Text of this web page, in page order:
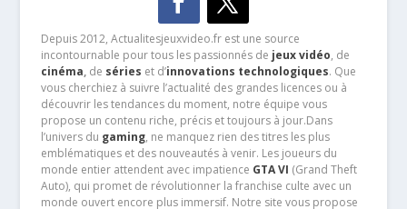
Depuis 2012, Actualitesjeuxvideo.fr est une source
incontournable pour tous les passionnés de jeux vidéo, de
cinéma,de séries et d’innovations technologiques. Que
vous cherchiez à suivre l’actualité des grandes licences ou à
découvrir les tendances du moment, notre équipe vous
propose un contenu riche, précis et toujours à jour.Dans
l’univers du gaming, ne manquez rien des titres les plus
emblématiques et des nouveautés à venir. Les joueurs du
monde entier attendent avec impatience GTA VI (Grand Theft
Auto), qui promet de révolutionner la franchise culte avec un
monde ouvert encore plus immersif. Notre site vous propose